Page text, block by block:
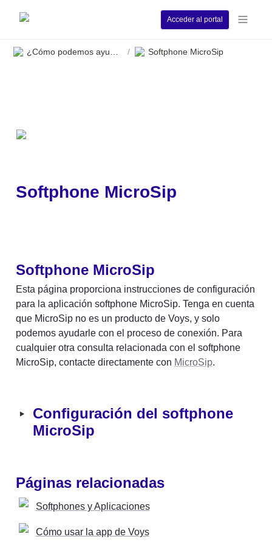
Acceder al portal
/ Softphone MicroSip
Softphone MicroSip
Softphone MicroSip
Esta página proporciona instrucciones de configuración
para la aplicación softphone MicroSip. Tenga en cuenta
que MicroSip no es un producto de Voys, y solo
podemos ayudarle con el proceso de conexión. Para
cualquier otra consulta relacionada con el softphone
MicroSip, contacte directamente con MicroSip.
‣ Configuración del softphone
MicroSip
Páginas relacionadas
Softphones y Aplicaciones
Cómo usar la app de Voys